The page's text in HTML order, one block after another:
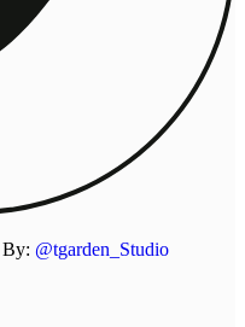
@tgarden_Studio